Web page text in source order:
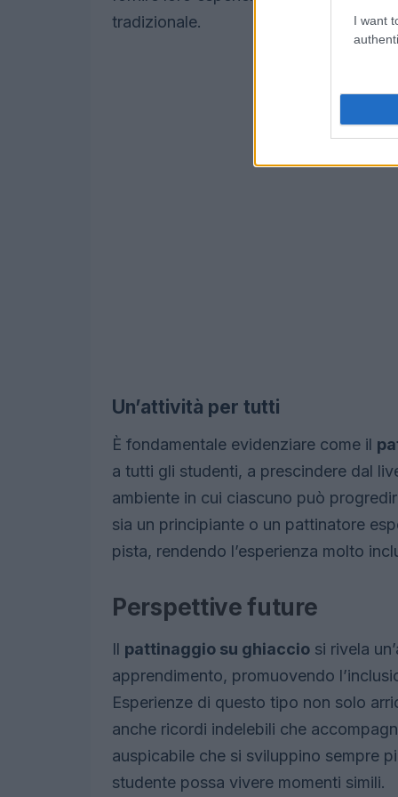
I want
tradizionale.
Un’attività per tutti
È fondamentale evidenziare come il
a tutti gli studenti, a prescindere dal
ambiente in cui ciascuno può
sia un principiante o un pattinatore
pista, rendendo l’esperienza molto
Perspettive future
Il pattinaggio su ghiaccio si rivela
apprendimento, promuovendo
Esperienze di questo tipo non solo
anche ricordi indelebili che
auspicabile che si sviluppino sempre
studente possa vivere momenti simili.